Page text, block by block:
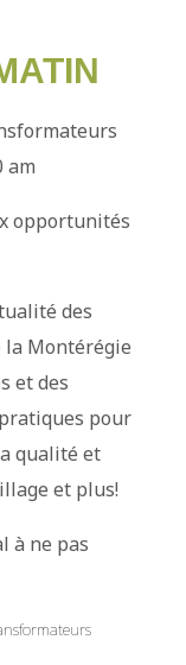
am
opportunités
des
Montérégie
et des
pour
qualité et
et plus!
à ne pas